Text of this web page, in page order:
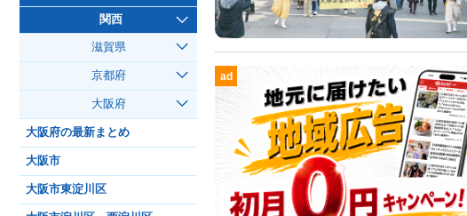
ad
関西
滋賀県
京都府
大阪府
大阪府の最新まとめ
大阪市
大阪市東淀川区